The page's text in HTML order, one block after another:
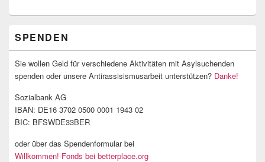
SPENDEN
Sie wollen Geld für verschiedene Aktivitäten mit Asylsuchenden
spenden oder unsere Antirassisismusarbeit unterstützen? Danke!
Sozialbank AG
IBAN: DE16 3702 0500 0001 1943 02
BIC: BFSWDE33BER
oder über das Spendenformular bei
Willkommen!-Fonds bei betterplace.org